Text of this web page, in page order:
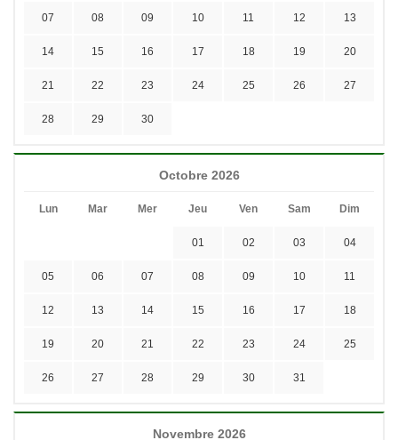
07 08 09 10 11 12 13
14 15 16 17 18 19 20
21 22 23 24 25 26 27
28 29 30
Octobre 2026
Lun Mar Mer Jeu Ven Sam Dim
01 02 03 04
05 06 07 08 09 10 11
12 13 14 15 16 17 18
19 20 21 22 23 24 25
26 27 28 29 30 31
Novembre 2026